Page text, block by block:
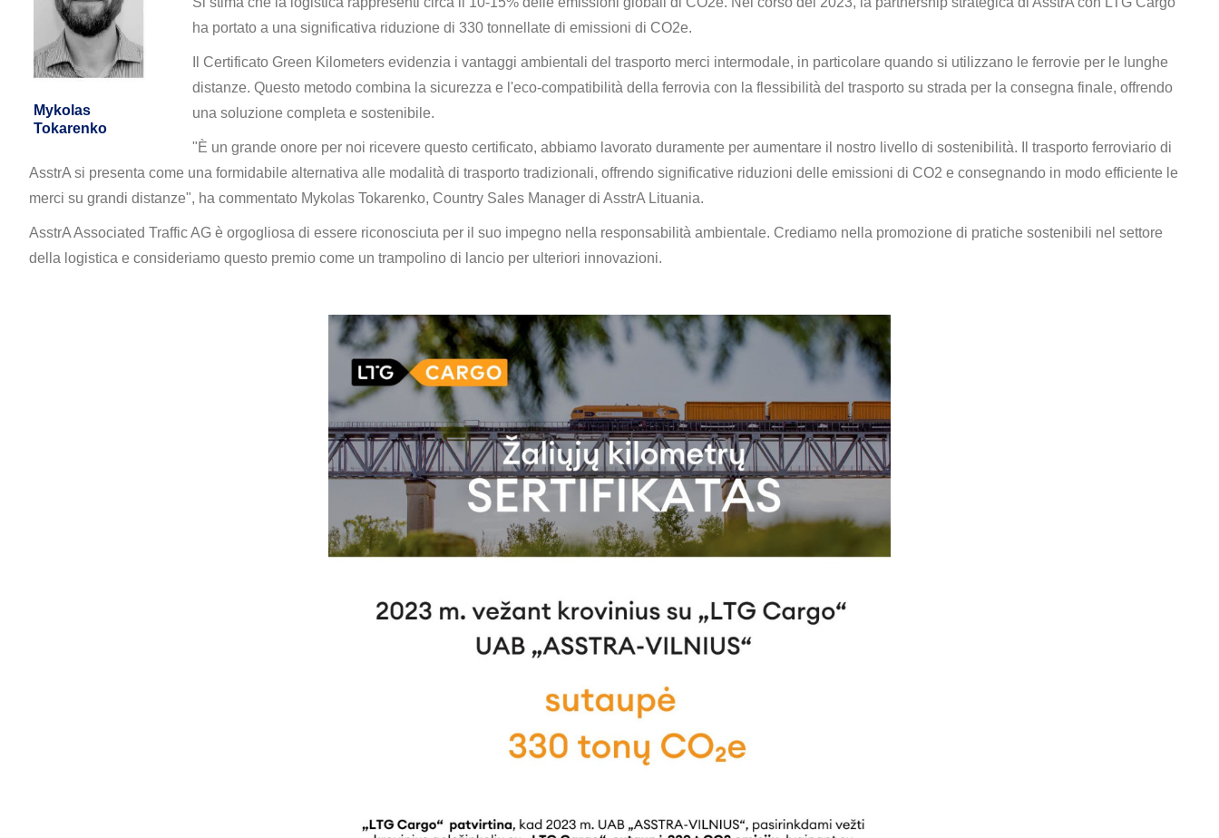
Mykolas
Tokarenko
ha portato a una significativa riduzione di 330 tonnellate di emissioni di CO2e.
Il Certificato Green Kilometers evidenzia i vantaggi ambientali del trasporto merci intermodale, in particolare quando si utilizzano le ferrovie per le lunghe
distanze. Questo metodo combina la sicurezza e l'eco-compatibilità della ferrovia con la flessibilità del trasporto su strada per la consegna finale, offrendo
una soluzione completa e sostenibile.
"È un grande onore per noi ricevere questo certificato, abbiamo lavorato duramente per aumentare il nostro livello di sostenibilità. Il trasporto ferroviario di
AsstrA si presenta come una formidabile alternativa alle modalità di trasporto tradizionali, offrendo significative riduzioni delle emissioni di CO2 e consegnando in modo efficiente le
merci su grandi distanze", ha commentato Mykolas Tokarenko, Country Sales Manager di AsstrA Lituania.
AsstrA Associated Traffic AG è orgogliosa di essere riconosciuta per il suo impegno nella responsabilità ambientale. Crediamo nella promozione di pratiche sostenibili nel settore
della logistica e consideriamo questo premio come un trampolino di lancio per ulteriori innovazioni.